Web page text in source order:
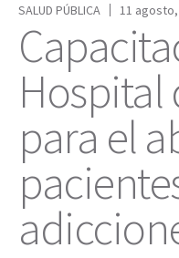
SALUD PÚBLICA
11 agosto,
Hospital
para el